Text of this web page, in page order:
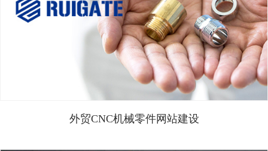
外贸CNC机械零件网站建设